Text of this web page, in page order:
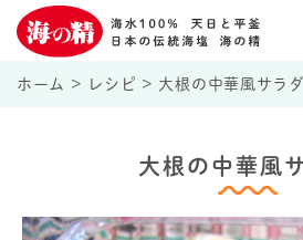
ホーム > レシピ > 大根の中華風サラダ
大根の中華風